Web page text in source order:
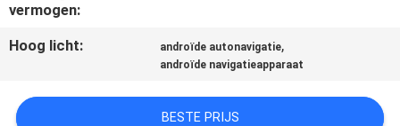
SITEMAP
POLICY
vermogen:
Hoog licht: androïde autonavigatie,
androïde navigatieapparaat
BESTE PRIJS